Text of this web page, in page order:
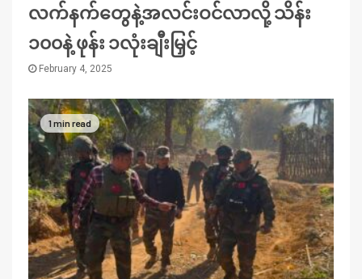
လက်နက်တွေနဲ့အလင်းဝင်လာလို့ သိန်း
၁၀၀နဲ့ ဖုန်း ၁လုံးချီးမြှင့်
February 4, 2025
1 min read